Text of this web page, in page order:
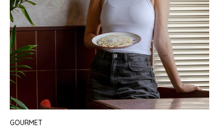
GOURMET